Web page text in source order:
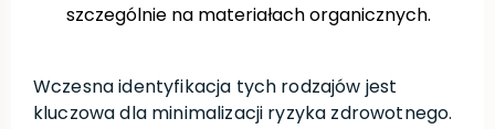
szczególnie na materiałach organicznych.
Wczesna identyfikacja tych rodzajów jest
kluczowa dla minimalizacji ryzyka zdrowotnego.